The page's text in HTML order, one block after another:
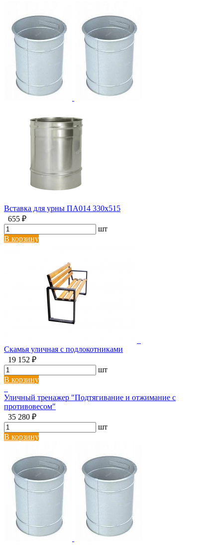
Вставка для урны ПА014 330х515
655 ₽
шт
В корзину
Скамья уличная с подлокотниками
19 152 ₽
шт
В корзину
Уличный тренажер "Подтягивание и отжимание с
противовесом"
35 280 ₽
шт
В корзину